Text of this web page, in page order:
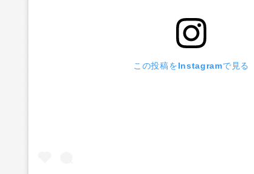
この投稿をInstagramで見る